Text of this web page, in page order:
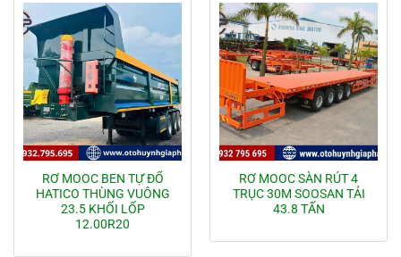
RƠ MOOC BEN TỰ ĐỔ
HATICO THÙNG VUÔNG
23.5 KHỐI LỐP
12.00R20
RƠ MOOC SÀN RÚT 4
TRỤC 30M SOOSAN TẢI
43.8 TẤN